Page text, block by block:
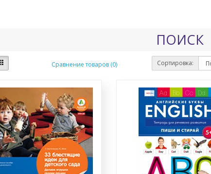
ПОИСК
Сравнение товаров (0) Сортировка: